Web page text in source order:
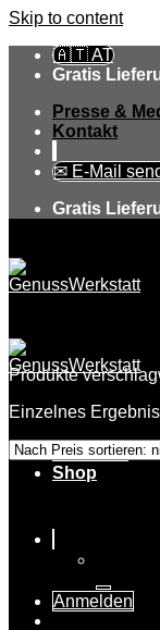
Skip to content
🇦🇹 AT
Gratis
Presse &
Kontakt
✉ E-Mail
Gratis
Über uns
Shop
Anmelden
Produkte
Einzelnes